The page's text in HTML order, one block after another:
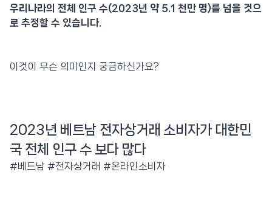
우리나라의 전체 인구 수(2023년 약 5.1 천만 명)를 넘을 것으
로 추정할 수 있습니다.
이것이 무슨 의미인지 궁금하신가요?
2023년 베트남 전자상거래 소비자가 대한민
국 전체 인구 수 보다 많다
#베트남 #전자상거래 #온라인소비자